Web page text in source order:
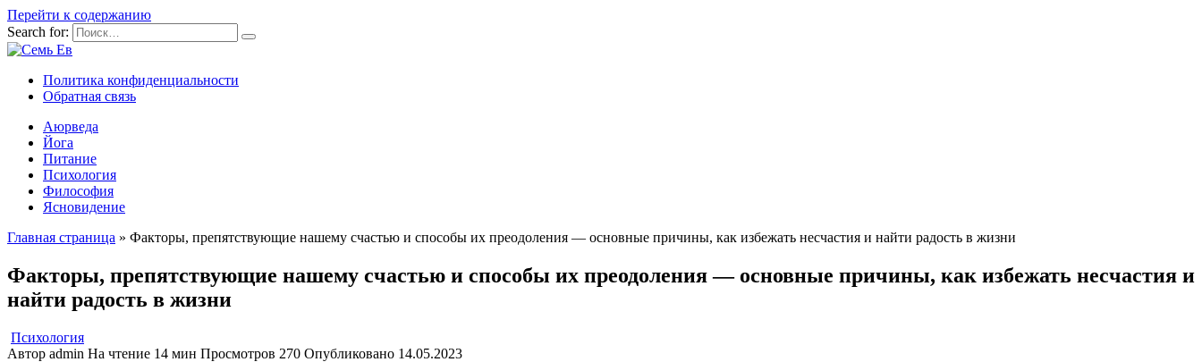
Перейти к содержанию
Search for:
Политика конфиденциальности
Обратная связь
Аюрведа
Йога
Питание
Психология
Философия
Ясновидение
Главная страница » Факторы, препятствующие нашему счастью и способы их преодоления — основные причины, как избежать несчастия и найти радость в жизни
Факторы, препятствующие нашему счастью и способы их преодоления — основные причины, как избежать несчастия и
найти радость в жизни
Психология
Автор admin На чтение 14 мин Просмотров 270 Опубликовано 14.05.2023